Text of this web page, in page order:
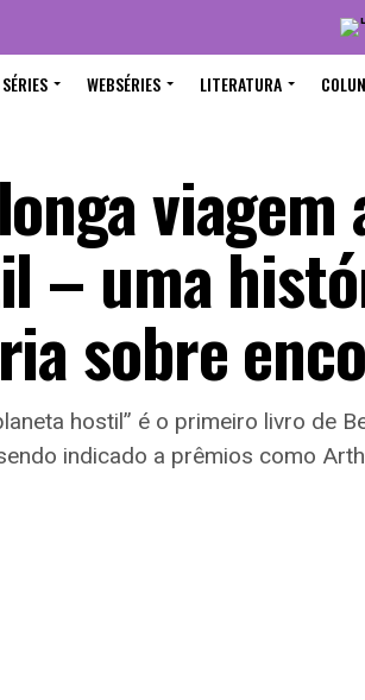
SÉRIES WEBSÉRIES LITERATURA
– uma
sobre
hostil” é o primeiro livro de
indicado a prêmios como